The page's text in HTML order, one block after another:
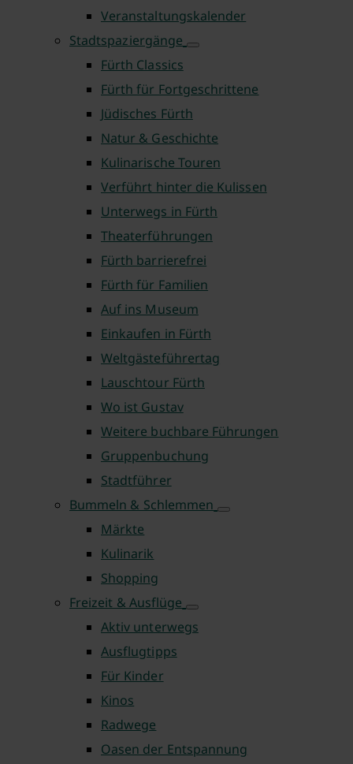
Veranstaltungskalender
Stadtspaziergänge
Fürth Classics
Fürth für Fortgeschrittene
Jüdisches Fürth
Natur & Geschichte
Kulinarische Touren
Verführt hinter die Kulissen
Unterwegs in Fürth
Theaterführungen
Fürth barrierefrei
Fürth für Familien
Auf ins Museum
Einkaufen in Fürth
Weltgästeführertag
Lauschtour Fürth
Wo ist Gustav
Weitere buchbare Führungen
Gruppenbuchung
Stadtführer
Bummeln & Schlemmen
Märkte
Kulinarik
Shopping
Freizeit & Ausflüge
Aktiv unterwegs
Ausflugtipps
Für Kinder
Kinos
Radwege
Oasen der Entspannung